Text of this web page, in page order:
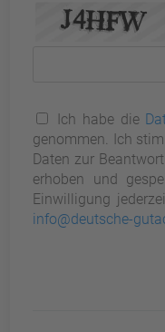
Ich habe die
genommen. Ich
Daten zur
erhoben und
Einwilligung
info@deutsche-